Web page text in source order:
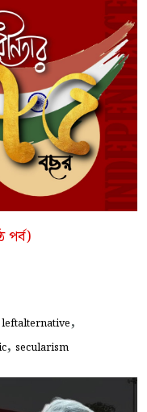
পর্ব)
leftalternative,
, secularism